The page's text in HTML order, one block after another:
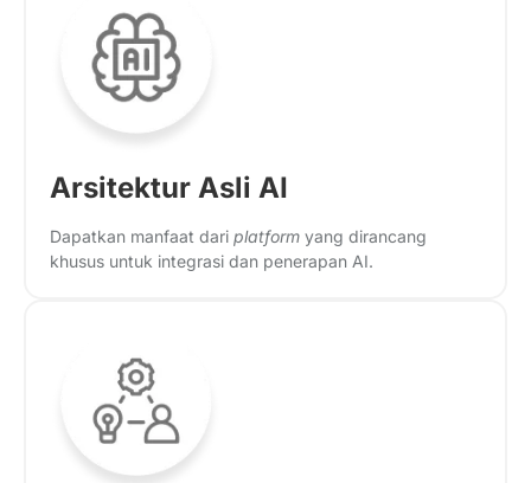
Arsitektur Asli AI
Dapatkan manfaat dari platform yang dirancang
khusus untuk integrasi dan penerapan AI.